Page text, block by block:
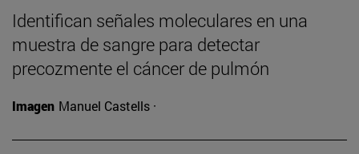
Identifican señales moleculares en una
muestra de sangre para detectar
precozmente el cáncer de pulmón
Imagen Manuel Castells ·